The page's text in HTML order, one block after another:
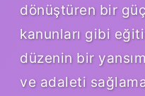
dönüştüren bir
kanunları gibi
düzenin bir
ve adaleti